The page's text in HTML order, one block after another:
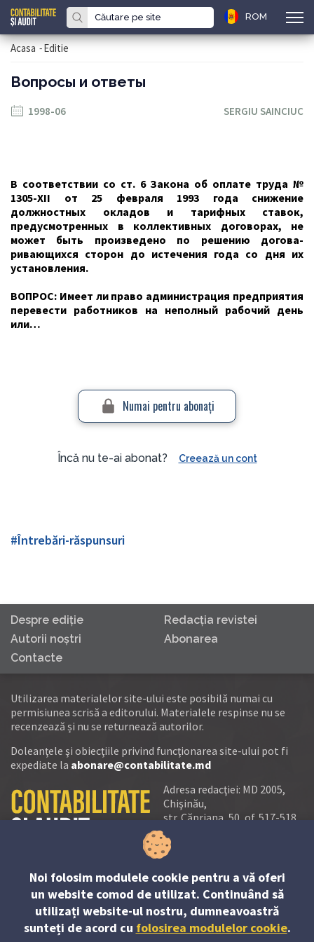
ROM
Acasa -Editie
Вопросы и ответы
1998-06 SERGIU SAINCIUC
В соответствии со ст. 6 Закона об оп­лате труда №
1305-ХII от 25 февраля 1993 года снижение
должностных окла­дов и тарифных ставок,
предусмотрен­ных в коллективных договорах, не
может быть произведено по решению догова­
ривающихся сторон до истечения года со дня их
установления.
ВОПРОС: Имеет ли право админист­рация предприятия
перевести работников на неполный рабочий день
или…
Numai pentru abonaţi
Încă nu te-ai abonat? Creează un cont
#Întrebări-răspunsuri
Despre ediţie
Redacţia revistei
Autorii noştri
Abonarea
Contacte
Utilizarea materialelor site-ului este posibilă numai cu
permisiunea scrisă a editorului. Materialele respinse nu se
recenzează și nu se returnează autorilor.
Doleanţele şi obiecţiile privind funcţionarea site-ului pot fi
expediate la abonare@contabilitate.md
Adresa redacţiei: MD 2005,
Chişinău,
str. Căpriana, 50, of. 517-518
tel.:
tel./fax:
e-mail:
abonare@contabilitate.md
newsletter:
contabilitate@
Noi folosim modulele cookie pentru a vă oferi
un website comod de utilizat. Continuând să
utilizați website-ul nostru, dumneavoastră
sunteți de acord cu folosirea modulelor cookie.